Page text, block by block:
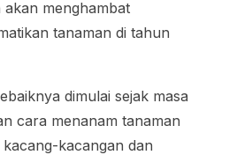
menghambat
tanaman di tahun
dimulai sejak masa
cara menanam tanaman
kacangan dan